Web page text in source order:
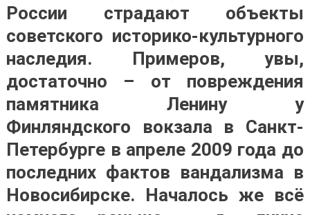
России страдают объекты
советского историко-культурного
наследия. Примеров, увы,
достаточно – от повреждения
памятника Ленину у
Финляндского вокзала в Санкт-
Петербурге в апреле 2009 года до
последних фактов вандализма в
Новосибирске. Началось же всё